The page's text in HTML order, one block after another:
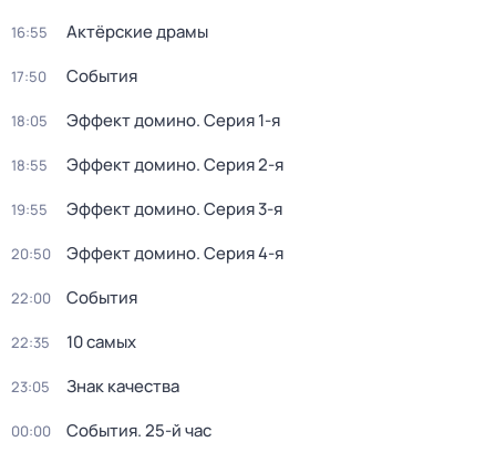
16:55 Актёрские драмы
17:50 События
18:05 Эффект домино. Серия 1-я
18:55 Эффект домино. Серия 2-я
19:55 Эффект домино. Серия 3-я
20:50 Эффект домино. Серия 4-я
22:00 События
22:35 10 самых
23:05 Знак качества
00:00 События. 25-й час